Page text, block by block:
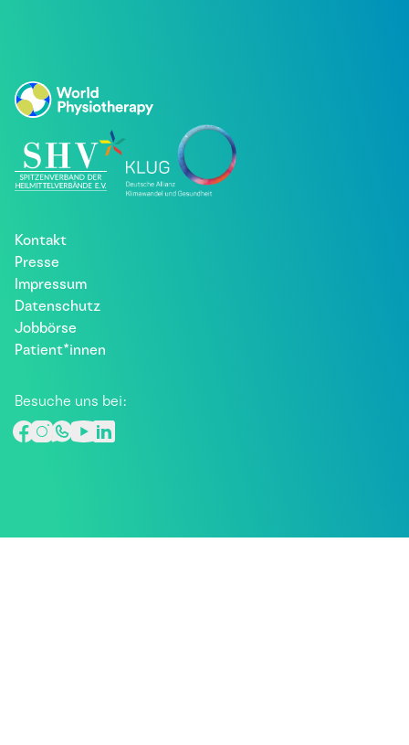
Kontakt
Presse
Impressum
Datenschutz
Jobbörse
Patient*innen
Besuche uns bei: